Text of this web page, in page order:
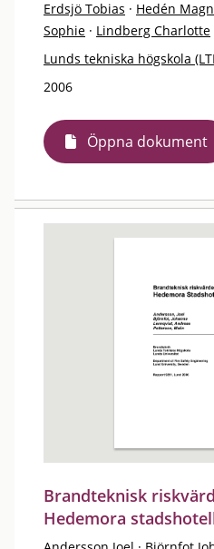
Erdsjö Tobias · Hedén
Sophie · Lindberg Charlotte
Lunds tekniska högskola
2006
Öppna dokument
Brandteknisk
Hedemora